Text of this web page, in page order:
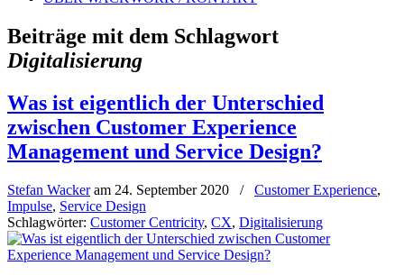
Beiträge mit dem Schlagwort
Digitalisierung
Was ist eigentlich der Unterschied
zwischen Customer Experience
Management und Service Design?
Stefan Wackeram 24. September 2020 / Customer Experience,
Impulse, Service Design
Schlagwörter: Customer Centricity, CX, Digitalisierung